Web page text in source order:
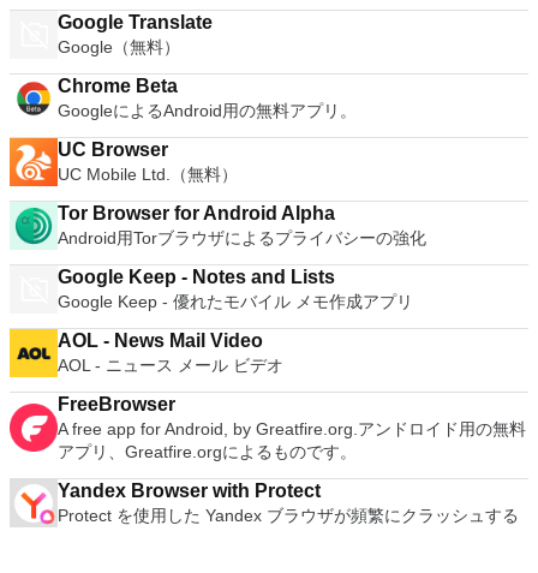
Google Translate
Google（無料）
Chrome Beta
GoogleによるAndroid用の無料アプリ。
UC Browser
UC Mobile Ltd.（無料）
Tor Browser for Android Alpha
Android用Torブラウザによるプライバシーの強化
Google Keep - Notes and Lists
Google Keep - 優れたモバイル メモ作成アプリ
AOL - News Mail Video
AOL - ニュース メール ビデオ
FreeBrowser
A free app for Android, by Greatfire.org.アンドロイド用の無料
アプリ、Greatfire.orgによるものです。
Yandex Browser with Protect
Protect を使用した Yandex ブラウザが頻繁にクラッシュする